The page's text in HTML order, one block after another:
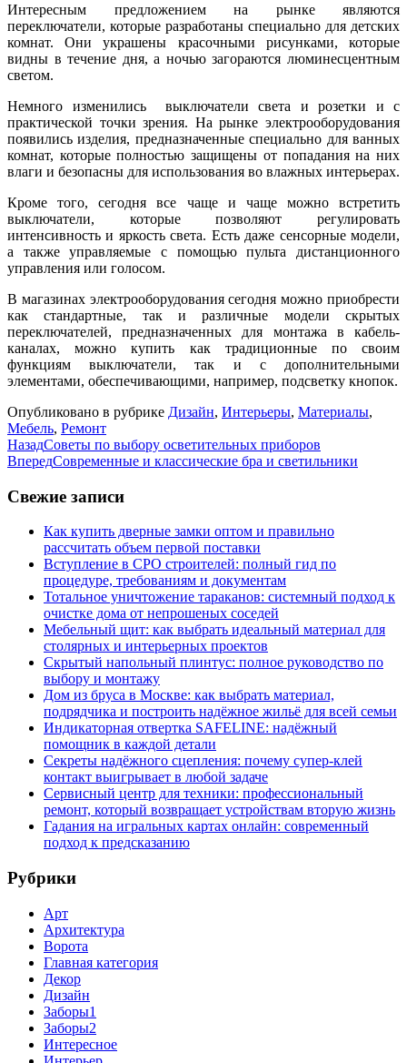
Интересным предложением на рынке являются
переключатели, которые разработаны специально для детских
комнат. Они украшены красочными рисунками, которые
видны в течение дня, а ночью загораются люминесцентным
светом.
Немного изменились выключатели света и розетки и с
практической точки зрения. На рынке электрооборудования
появились изделия, предназначенные специально для ванных
комнат, которые полностью защищены от попадания на них
влаги и безопасны для использования во влажных интерьерах.
Кроме того, сегодня все чаще и чаще можно встретить
выключатели, которые позволяют регулировать
интенсивность и яркость света. Есть даже сенсорные модели,
а также управляемые с помощью пульта дистанционного
управления или голосом.
В магазинах электрооборудования сегодня можно приобрести
как стандартные, так и различные модели скрытых
переключателей, предназначенных для монтажа в кабель-
каналах, можно купить как традиционные по своим
функциям выключатели, так и с дополнительными
элементами, обеспечивающими, например, подсветку кнопок.
Опубликовано в рубрике Дизайн, Интерьеры, Материалы,
Мебель, Ремонт
НазадСоветы по выбору осветительных приборов
ВпередСовременные и классические бра и светильники
Свежие записи
Как купить дверные замки оптом и правильно
рассчитать объем первой поставки
Вступление в СРО строителей: полный гид по
процедуре, требованиям и документам
Тотальное уничтожение тараканов: системный подход к
очистке дома от непрошеных соседей
Мебельный щит: как выбрать идеальный материал для
столярных и интерьерных проектов
Скрытый напольный плинтус: полное руководство по
выбору и монтажу
Дом из бруса в Москве: как выбрать материал,
подрядчика и построить надёжное жильё для всей семьи
Индикаторная отвертка SAFELINE: надёжный
помощник в каждой детали
Секреты надёжного сцепления: почему супер‑клей
контакт выигрывает в любой задаче
Сервисный центр для техники: профессиональный
ремонт, который возвращает устройствам вторую жизнь
Гадания на игральных картах онлайн: современный
подход к предсказанию
Рубрики
Арт
Архитектура
Ворота
Главная категория
Декор
Дизайн
Заборы1
Заборы2
Интересное